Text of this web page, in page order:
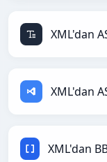
XML'dan